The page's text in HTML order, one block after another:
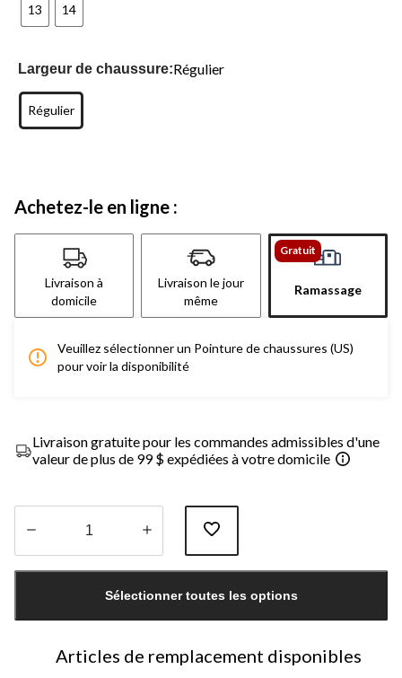
13 14
Largeur de chaussure:Régulier
Régulier
Achetez-le en ligne :
Livraison à
domicile
Livraison le jour
même
Gratuit
Ramassage
Veuillez sélectionner un Pointure de chaussures (US)
pour voir la disponibilité
Livraison gratuite pour les commandes admissibles d'une
valeur de plus de 99 $ expédiées à votre domicile
jour
Sélectionner toutes les options
Articles de remplacement disponibles